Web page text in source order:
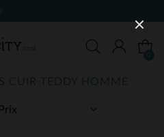
CUIR TEDDY HOMME